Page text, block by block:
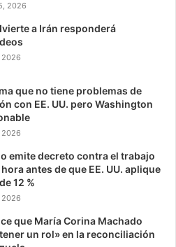
2026
a Irán responderá
que no tiene problemas de
con EE. UU. pero Washington
emite decreto contra el trabajo
antes de que EE. UU. aplique
12 %
que María Corina Machado
un rol» en la reconciliación